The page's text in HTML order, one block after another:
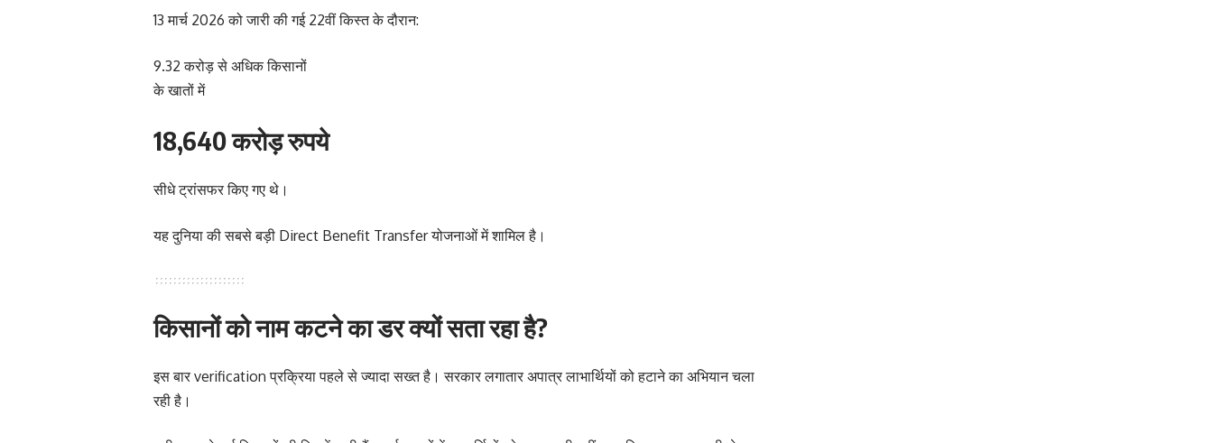
13 मार्च 2026 को जारी की गई 22वीं किस्त के दौरान:
9.32 करोड़ से अधिक किसानों
के खातों में
18,640 करोड़ रुपये
सीधे ट्रांसफर किए गए थे।
यह दुनिया की सबसे बड़ी Direct Benefit Transfer योजनाओं में शामिल है।
किसानों को नाम कटने का डर क्यों सता रहा है?
इस बार verification प्रक्रिया पहले से ज्यादा सख्त है। सरकार लगातार अपात्र लाभार्थियों को हटाने का अभियान चला
रही है।